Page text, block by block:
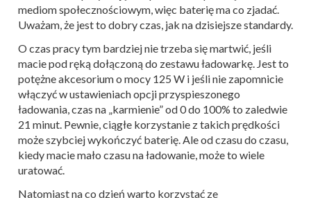
mediom społecznościowym, więc baterię ma co zjadać.
Uważam, że jest to dobry czas, jak na dzisiejsze standardy.
O czas pracy tym bardziej nie trzeba się martwić, jeśli
macie pod ręką dołączoną do zestawu ładowarkę. Jest to
potężne akcesorium o mocy 125 W i jeśli nie zapomnicie
włączyć w ustawieniach opcji przyspieszonego
ładowania, czas na „karmienie” od 0 do 100% to zaledwie
21 minut. Pewnie, ciągłe korzystanie z takich prędkości
może szybciej wykończyć baterię. Ale od czasu do czasu,
kiedy macie mało czasu na ładowanie, może to wiele
uratować.
Natomiast na co dzień warto korzystać ze